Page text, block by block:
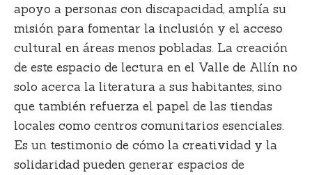
apoyo a personas con discapacidad, amplía su
misión para fomentar la inclusión y el acceso
cultural en áreas menos pobladas. La creación
de este espacio de lectura en el Valle de Allín no
solo acerca la literatura a sus habitantes, sino
que también refuerza el papel de las tiendas
locales como centros comunitarios esenciales.
Es un testimonio de cómo la creatividad y la
solidaridad pueden generar espacios de